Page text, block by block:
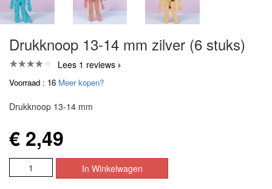
Drukknoop 13-14 mm zilver (6 stuks)
Lees 1 reviews
Voorraad : 16 Meer kopen?
Drukknoop 13-14 mm
€ 2,49